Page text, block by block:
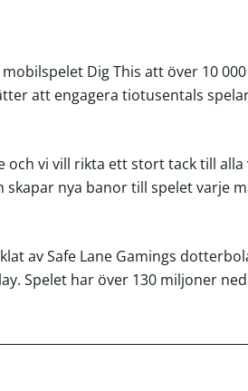
Dig This att över 10
att engagera tiotusentals
och vi vill rikta ett stort tack till
nya banor till spelet varje
av Safe Lane Gamings
Spelet har över 130 miljoner